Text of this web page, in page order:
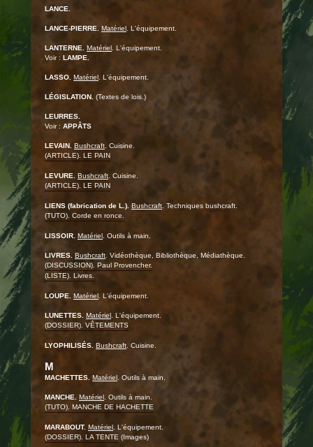
LANCE.
LANCE-PIERRE. Matériel . L'équipement.
LANTERNE. Matériel . L'équipement.
Voir : LAMPE.
LASSO. Matériel . L'équipement.
LÉGISLATION. (Textes de lois.)
LEURRES.
Voir : APPÂTS
LEVAIN. Bushcraft . Cuisine.
(ARTICLE). LE PAIN
LEVURE. Bushcraft . Cuisine.
(ARTICLE). LE PAIN
LIENS (fabrication de L.). Bushcraft . Techniques bushcraft.
(TUTO). Corde en ronce.
LISSOIR. Matériel . Outils à main.
LIVRES. Bushcraft . Vidéothèque, Bibliothèque, Médiathèque.
(DISCUSSION). Paul Provencher.
(LISTE). Livres.
LOUPE. Matériel . L'équipement.
LUNETTES. Matériel . L'équipement.
(DOSSIER). VÊTEMENTS
LYOPHILISÉS. Bushcraft . Cuisine.
M
MACHETTES. Matériel . Outils à main.
MANCHE. Matériel . Outils à main.
(TUTO). MANCHE DE HACHETTE
MARABOUT. Matériel . L'équipement.
(DOSSIER). LA TENTE (Images)